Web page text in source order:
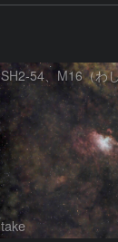
take